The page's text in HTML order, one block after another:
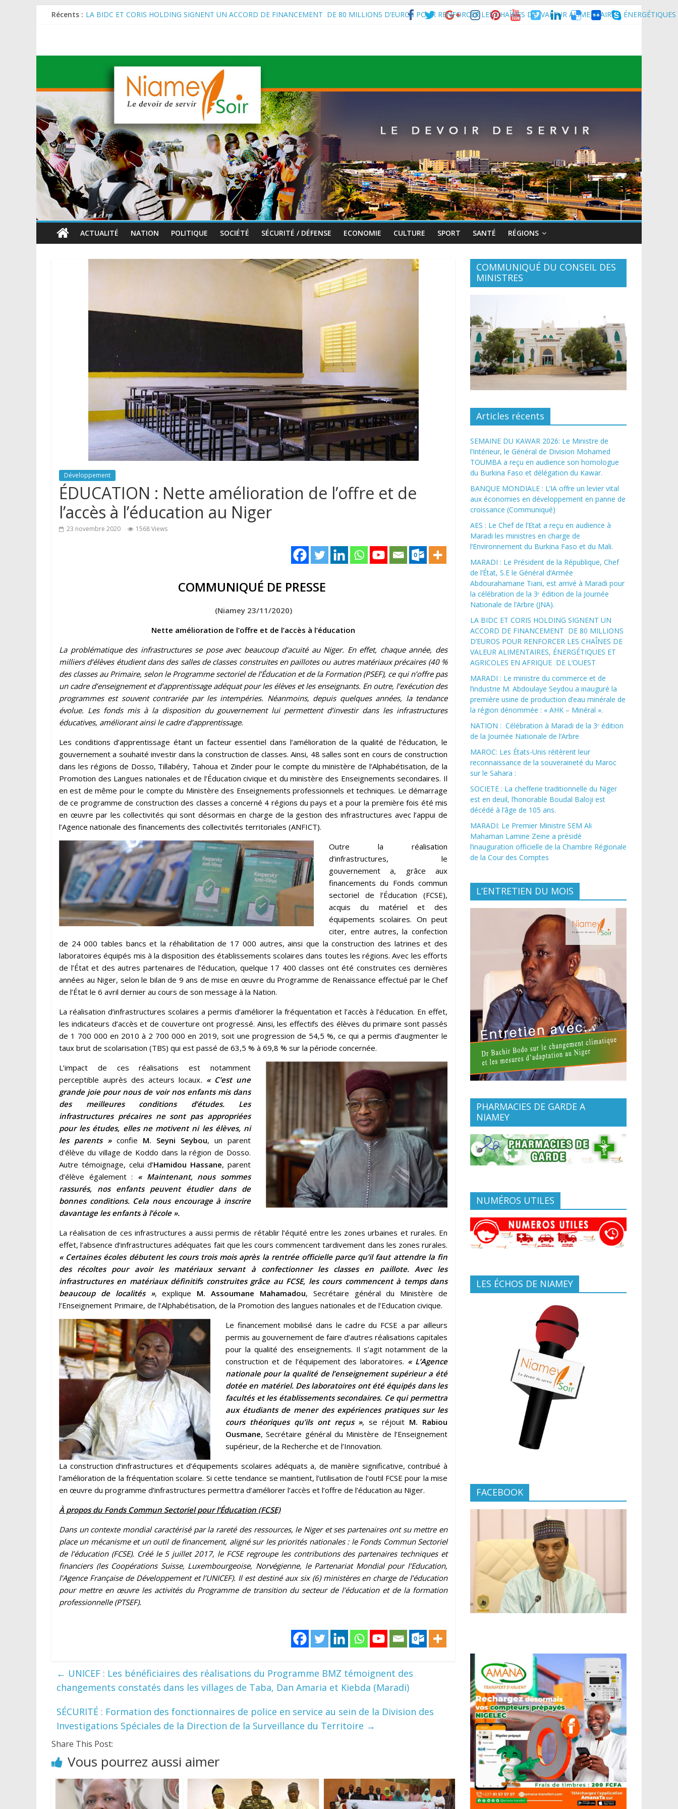
Récents : LA BIDC ET CORIS HOLDING SIGNENT UN ACCORD DE FINANCEMENT DE 80 MILLIONS D’EUROS POUR RENFORCER LES CHAÎNES DE VALEUR ALIMENTAIRES, ÉNERGÉTIQUES
AES : Le Chef de l’Etat a reçu en audience à Maradi les ministres en charge de l’Environnement du Burkina Faso et du Mali.
MARADI : Le Président de la République, Chef de l’État, S.E le Général d’Armée Abdourahamane Tiani, est arrivé à Maradi pour la célébration de la 3ᵉ édition de la Journée Nationale
de l’Arbre (JNA).
ACTUALITÉ NATION POLITIQUE SOCIÉTÉ SÉCURITÉ / DÉFENSE ECONOMIE CULTURE SPORT SANTÉ RÉGIONS
Développement
ÉDUCATION : Nette amélioration de l’offre et de
l’accès à l’éducation au Niger
23 novembre 2020 1568 Views
COMMUNIQUÉ DE PRESSE
(Niamey 23/11/2020)
Nette amélioration de l’offre et de l’accès à l’éducation
La problématique des infrastructures se pose avec beaucoup d’acuité au Niger. En effet, chaque année, des
milliers d’élèves étudient dans des salles de classes construites en paillotes ou autres matériaux précaires (40 %
des classes au Primaire, selon le Programme sectoriel de l’Éducation et de la Formation (PSEF), ce qui n’offre pas
un cadre d’enseignement et d’apprentissage adéquat pour les élèves et les enseignants. En outre, l’exécution des
programmes est souvent contrariée par les intempéries. Néanmoins, depuis quelques années, la tendance
évolue. Les fonds mis à la disposition du gouvernement lui permettent d’investir dans les infrastructures
éducatives, améliorant ainsi le cadre d’apprentissage.
Les conditions d’apprentissage étant un facteur essentiel dans l’amélioration de la qualité de l’éducation, le
gouvernement a souhaité investir dans la construction de classes. Ainsi, 48 salles sont en cours de construction
dans les régions de Dosso, Tillabéry, Tahoua et Zinder pour le compte du ministère de l’Alphabétisation, de la
Promotion des Langues nationales et de l’Éducation civique et du ministère des Enseignements secondaires. Il
en est de même pour le compte du Ministère des Enseignements professionnels et techniques. Le démarrage
de ce programme de construction des classes a concerné 4 régions du pays et a pour la première fois été mis
en œuvre par les collectivités qui sont désormais en charge de la gestion des infrastructures avec l’appui de
l’Agence nationale des financements des collectivités territoriales (ANFICT).
Outre la réalisation
d’infrastructures, le
gouvernement a, grâce aux
financements du Fonds commun
sectoriel de l’Éducation (FCSE),
acquis du matériel et des
équipements scolaires. On peut
citer, entre autres, la confection
de 24 000 tables bancs et la réhabilitation de 17 000 autres, ainsi que la construction des latrines et des
laboratoires équipés mis à la disposition des établissements scolaires dans toutes les régions. Avec les efforts
de l’État et des autres partenaires de l’éducation, quelque 17 400 classes ont été construites ces dernières
années au Niger, selon le bilan de 9 ans de mise en œuvre du Programme de Renaissance effectué par le Chef
de l’État le 6 avril dernier au cours de son message à la Nation.
La réalisation d’infrastructures scolaires a permis d’améliorer la fréquentation et l’accès à l’éducation. En effet,
les indicateurs d’accès et de couverture ont progressé. Ainsi, les effectifs des élèves du primaire sont passés
de 1 700 000 en 2010 à 2 700 000 en 2019, soit une progression de 54,5 %, ce qui a permis d’augmenter le
taux brut de scolarisation (TBS) qui est passé de 63,5 % à 69,8 % sur la période concernée.
L’impact de ces réalisations est notamment
perceptible auprès des acteurs locaux. « C’est une
grande joie pour nous de voir nos enfants mis dans
des meilleures conditions d’études. Les
infrastructures précaires ne sont pas appropriées
pour les études, elles ne motivent ni les élèves, ni
les parents »confie M. Seyni Seybou, un parent
d’élève du village de Koddo dans la région de Dosso.
Autre témoignage, celui d’Hamidou Hassane, parent
d’élève également : « Maintenant, nous sommes
rassurés, nos enfants peuvent étudier dans de
bonnes conditions. Cela nous encourage à inscrire
davantage les enfants à l’école ».
La réalisation de ces infrastructures a aussi permis de rétablir l’équité entre les zones urbaines et rurales. En
effet, l’absence d’infrastructures adéquates fait que les cours commencent tardivement dans les zones rurales.
« Certaines écoles débutent les cours trois mois après la rentrée officielle parce qu’il faut attendre la fin
des récoltes pour avoir les matériaux servant à confectionner les classes en paillote. Avec les
infrastructures en matériaux définitifs construites grâce au FCSE, les cours commencent à temps dans
beaucoup de localités », explique M. Assoumane Mahamadou, Secrétaire général du Ministère de
l’Enseignement Primaire, de l’Alphabétisation, de la Promotion des langues nationales et de l’Education civique.
Le financement mobilisé dans le cadre du FCSE a par ailleurs
permis au gouvernement de faire d’autres réalisations capitales
pour la qualité des enseignements. Il s’agit notamment de la
construction et de l’équipement des laboratoires. « L’Agence
nationale pour la qualité de l’enseignement supérieur a été
dotée en matériel. Des laboratoires ont été équipés dans les
facultés et les établissements secondaires. Ce qui permettra
aux étudiants de mener des expériences pratiques sur les
cours théoriques qu’ils ont reçus », se réjouit M. Rabiou
Ousmane, Secrétaire général du Ministère de l’Enseignement
supérieur, de la Recherche et de l’Innovation.
La construction d’infrastructures et d’équipements scolaires adéquats a, de manière significative, contribué à
l’amélioration de la fréquentation scolaire. Si cette tendance se maintient, l’utilisation de l’outil FCSE pour la mise
en œuvre du programme d’infrastructures permettra d’améliorer l’accès et l’offre de l’éducation au Niger.
À propos du Fonds Commun Sectoriel pour l’Éducation (FCSE)
Dans un contexte mondial caractérisé par la rareté des ressources, le Niger et ses partenaires ont su mettre en
place un mécanisme et un outil de financement, aligné sur les priorités nationales : le Fonds Commun Sectoriel
de l’éducation (FCSE). Créé le 5 juillet 2017, le FCSE regroupe les contributions des partenaires techniques et
financiers (les Coopérations Suisse, Luxembourgeoise, Norvégienne, le Partenariat Mondial pour l’Education,
l’Agence Française de Développement et l’UNICEF). Il est destiné aux six (6) ministères en charge de l’éducation
pour mettre en œuvre les activités du Programme de transition du secteur de l’éducation et de la formation
professionnelle (PTSEF).
← UNICEF : Les bénéficiaires des réalisations du Programme BMZ témoignent des
changements constatés dans les villages de Taba, Dan Amaria et Kiebda (Maradi)
SÉCURITÉ : Formation des fonctionnaires de police en service au sein de la Division des
Investigations Spéciales de la Direction de la Surveillance du Territoire →
Share This Post:
Vous pourrez aussi aimer
COMMUNIQUÉ DU CONSEIL DES
MINISTRES
Articles récents
SEMAINE DU KAWAR 2026: Le Ministre de
l’Intérieur, le Général de Division Mohamed
TOUMBA a reçu en audience son homologue
du Burkina Faso et délégation du Kawar.
BANQUE MONDIALE : L’IA offre un levier vital
aux économies en développement en panne de
croissance (Communiqué)
AES : Le Chef de l’Etat a reçu en audience à
Maradi les ministres en charge de
l’Environnement du Burkina Faso et du Mali.
MARADI : Le Président de la République, Chef
de l’État, S.E le Général d’Armée
Abdourahamane Tiani, est arrivé à Maradi pour
la célébration de la 3ᵉ édition de la Journée
Nationale de l’Arbre (JNA).
LA BIDC ET CORIS HOLDING SIGNENT UN
ACCORD DE FINANCEMENT DE 80 MILLIONS
D’EUROS POUR RENFORCER LES CHAÎNES DE
VALEUR ALIMENTAIRES, ÉNERGÉTIQUES ET
AGRICOLES EN AFRIQUE DE L’OUEST
MARADI : Le ministre du commerce et de
l’industrie M. Abdoulaye Seydou a inauguré la
première usine de production d’eau minérale de
la région dénommée : « AHK – Minéral ».
NATION : Célébration à Maradi de la 3ᵉ édition
de la Journée Nationale de l’Arbre
MAROC: Les États-Unis réitèrent leur
reconnaissance de la souveraineté du Maroc
sur le Sahara :
SOCIETE : La chefferie traditionnelle du Niger
est en deuil, l’honorable Boudal Baloji est
décédé à l’âge de 105 ans.
MARADI: Le Premier Ministre SEM Ali
Mahaman Lamine Zeine a présidé
l’inauguration officielle de la Chambre Régionale
de la Cour des Comptes
L’ENTRETIEN DU MOIS
PHARMACIES DE GARDE A
NIAMEY
NUMÉROS UTILES
LES ÉCHOS DE NIAMEY
FACEBOOK